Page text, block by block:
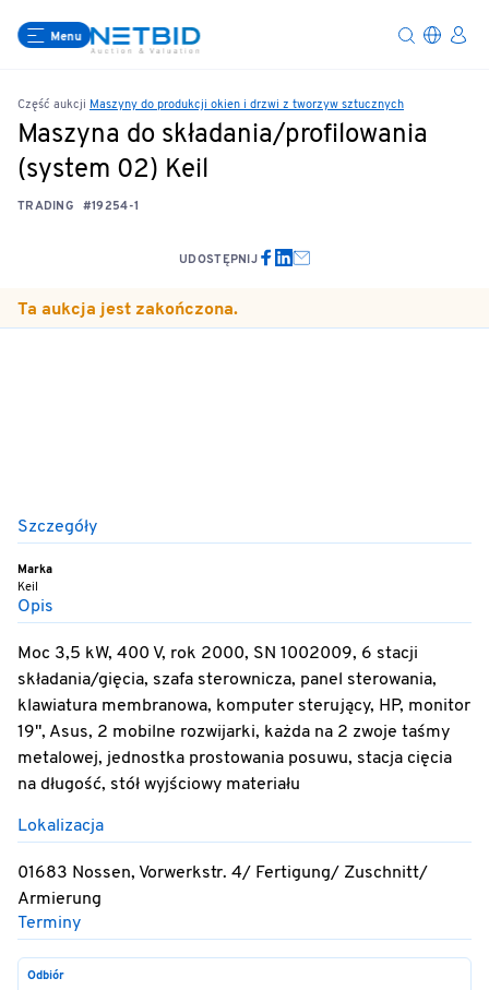
Menu
Część aukcji Maszyny do produkcji okien i drzwi z tworzyw sztucznych
Maszyna do składania/profilowania
(system 02) Keil
TRADING #19254-1
UDOSTĘPNIJ
Ta aukcja jest zakończona.
Szczegóły
Marka
Keil
Opis
Moc 3,5 kW, 400 V, rok 2000, SN 1002009, 6 stacji
składania/gięcia, szafa sterownicza, panel sterowania,
klawiatura membranowa, komputer sterujący, HP, monitor
19", Asus, 2 mobilne rozwijarki, każda na 2 zwoje taśmy
metalowej, jednostka prostowania posuwu, stacja cięcia
na długość, stół wyjściowy materiału
Lokalizacja
01683 Nossen, Vorwerkstr. 4/ Fertigung/ Zuschnitt/
Armierung
Terminy
Odbiór